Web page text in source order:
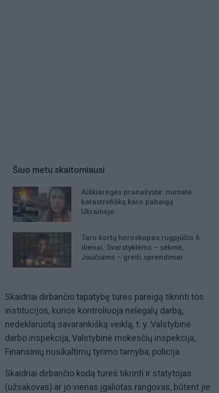
Šiuo metu skaitomiausi
Aiškiaregės pranašystė: numatė
katastrofišką karo pabaigą
Ukrainoje
Taro kortų horoskopas rugpjūčio 6
dienai: Svarstyklėms – sėkmė,
Jaučiams – greiti sprendimai
Skaidriai dirbančio tapatybę turės pareigą tikrinti tos
institucijos, kurios kontroliuoja nelegalų darbą,
nedeklaruotą savarankišką veiklą, t. y. Valstybinė
darbo inspekcija, Valstybinė mokesčių inspekcija,
Finansinių nusikaltimų tyrimo tarnyba, policija.
Skaidriai dirbančio kodą turės tikrinti ir statytojas
(užsakovas) ar jo vienas įgaliotas rangovas, būtent jie